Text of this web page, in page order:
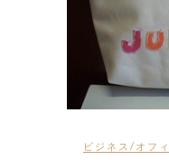
ビジネス/オフ